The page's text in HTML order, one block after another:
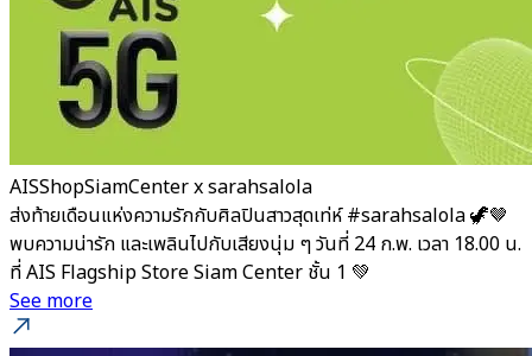
AISShopSiamCenter x sarahsalola
ส่งท้ายเดือนแห่งความรักกับศิลปินสาวสุดเท่ห์ #sarahsalola 🦖🤎
พบความน่ารัก และเพลินไปกับเสียงนุ่ม ๆ วันที่ 24 ก.พ. เวลา 18.00 น.
ที่ AIS Flagship Store Siam Center ชั้น 1 💚
See more